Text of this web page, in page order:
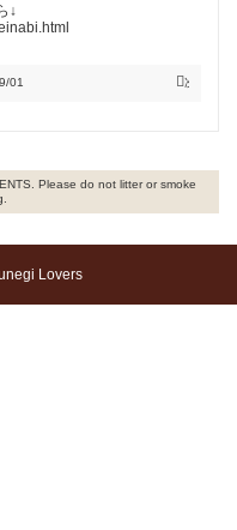
↓
01 次の記事
Please do not litter or smoke
Lovers